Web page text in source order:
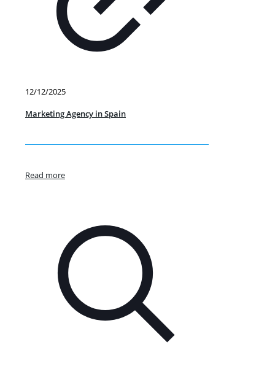
12/12/2025
Marketing Agency in Spain
Read more